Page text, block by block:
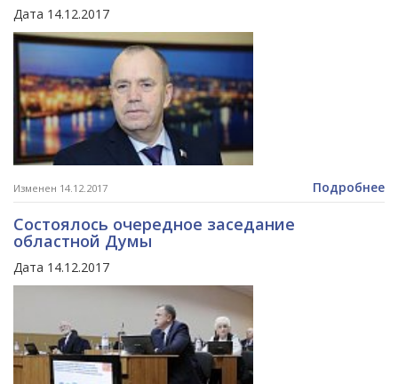
Дата 14.12.2017
Изменен 14.12.2017 Подробнее
Состоялось очередное заседание
областной Думы
Дата 14.12.2017